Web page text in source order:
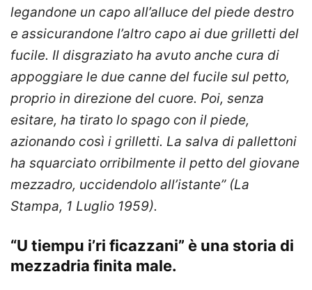
legandone un capo all’alluce del piede destro
e assicurandone l’altro capo ai due grilletti del
fucile. Il disgraziato ha avuto anche cura di
appoggiare le due canne del fucile sul petto,
proprio in direzione del cuore. Poi, senza
esitare, ha tirato lo spago con il piede,
azionando così i grilletti. La salva di pallettoni
ha squarciato orribilmente il petto del giovane
mezzadro, uccidendolo all’istante” (La
Stampa, 1 Luglio 1959).
“U tiempu i’ri ficazzani” è una storia di
mezzadria finita male.